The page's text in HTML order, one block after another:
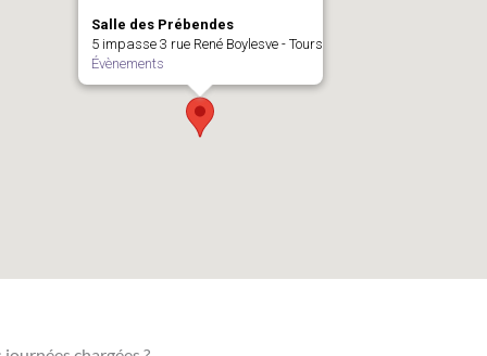
Salle des Prébendes
5 impasse 3 rue René Boylesve - Tours
Évènements